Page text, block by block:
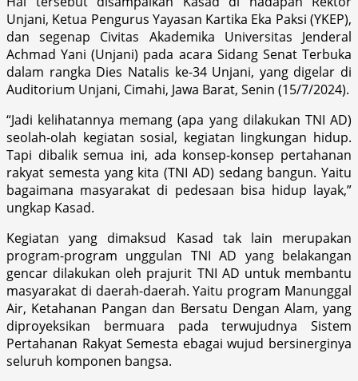
Unjani, Ketua Pengurus Yayasan Kartika Eka Paksi (YKEP),
dan segenap Civitas Akademika Universitas Jenderal
Achmad Yani (Unjani) pada acara Sidang Senat Terbuka
dalam rangka Dies Natalis ke-34 Unjani, yang digelar di
Auditorium Unjani, Cimahi, Jawa Barat, Senin (15/7/2024).
“Jadi kelihatannya memang (apa yang dilakukan TNI AD)
seolah-olah kegiatan sosial, kegiatan lingkungan hidup.
Tapi dibalik semua ini, ada konsep-konsep pertahanan
rakyat semesta yang kita (TNI AD) sedang bangun. Yaitu
bagaimana masyarakat di pedesaan bisa hidup layak,”
ungkap Kasad.
Kegiatan yang dimaksud Kasad tak lain merupakan
program-program unggulan TNI AD yang belakangan
gencar dilakukan oleh prajurit TNI AD untuk membantu
masyarakat di daerah-daerah. Yaitu program Manunggal
Air, Ketahanan Pangan dan Bersatu Dengan Alam, yang
diproyeksikan bermuara pada terwujudnya Sistem
Pertahanan Rakyat Semesta ebagai wujud bersinerginya
seluruh komponen bangsa.